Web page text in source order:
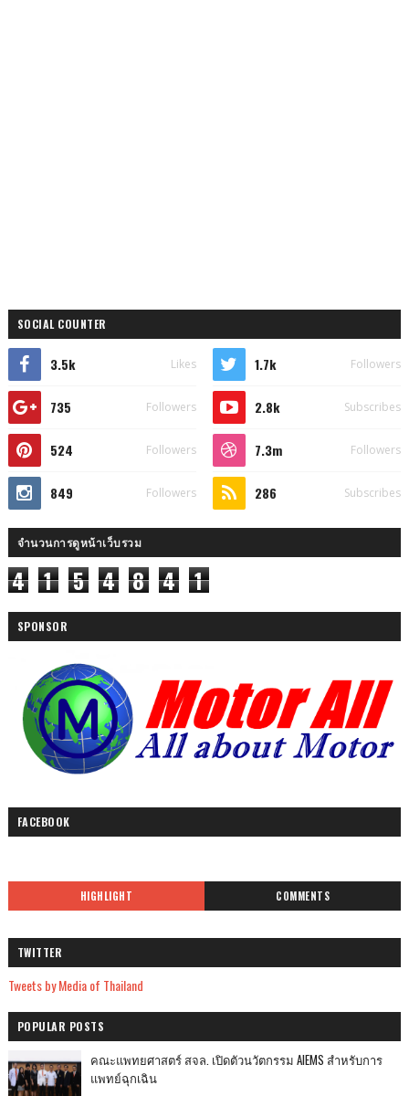
SOCIAL COUNTER
3.5k Likes 1.7k Followers
735 Followers 2.8k Subscribes
524 Followers 7.3m Followers
849 Followers 286 Subscribes
จำนวนการดูหน้าเว็บรวม
4 1 5 4 8 4 1
SPONSOR
FACEBOOK
HIGHLIGHT COMMENTS
TWITTER
Tweets by Media of Thailand
POPULAR POSTS
คณะแพทยศาสตร์ สจล. เปิดตัวนวัตกรรม AIEMS สำหรับการ
แพทย์ฉุกเฉิน